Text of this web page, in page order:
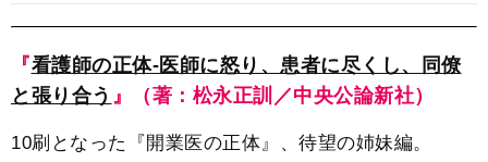
『看護師の正体-医師に怒り、患者に尽くし、同僚
と張り合う 』（著：松永正訓／中央公論新社）
10刷となった『開業医の正体』、待望の姉妹編。